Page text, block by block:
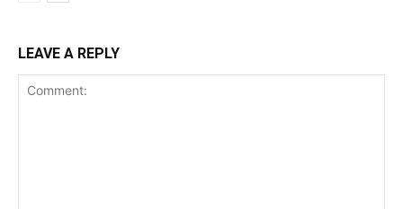
LEAVE A REPLY